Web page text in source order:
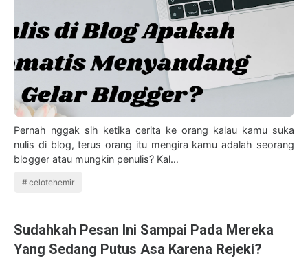
Pernah nggak sih ketika cerita ke orang kalau kamu suka
nulis di blog, terus orang itu mengira kamu adalah seorang
blogger atau mungkin penulis? Kal…
celotehemir
Sudahkah Pesan Ini Sampai Pada Mereka
Yang Sedang Putus Asa Karena Rejeki?